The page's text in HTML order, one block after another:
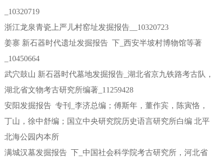
_10320719
浙江龙泉青瓷上严儿村窑址发掘报告__10320723
姜寨 新石器时代遗址发掘报告 下_西安半坡村博物馆等著
_10450664
武穴鼓山 新石器时代墓地发掘报告_湖北省京九铁路考古队，
湖北省文物考古研究所编著_11259428
安阳发掘报告 专刊_李济总编；傅斯年，董作宾，陈寅恪，
丁山，徐中舒编；国立中央研究院历史语言研究所白编 北平
北海公园内本所
满城汉墓发掘报告 下_中国社会科学院考古研究所，河北省